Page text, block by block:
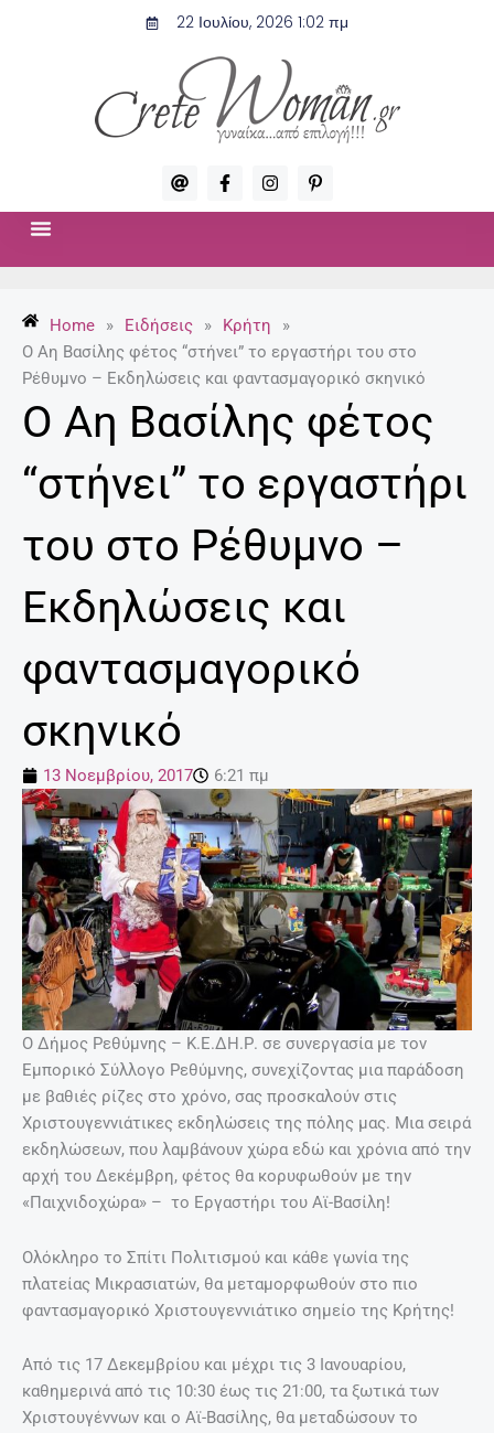
22 Ιουλίου, 2026 1:02 πμ
A
t
F
a
c
-
f
I
n
s
P
i
n
p
Home » Ειδήσεις » Κρήτη
»
Ο Αη Βασίλης φέτος “στήνει” το εργαστήρι του στο
Ρέθυμνο – Εκδηλώσεις και φαντασμαγορικό σκηνικό
Ο Αη Βασίλης φέτος
“στήνει” το εργαστήρι
του στο Ρέθυμνο –
Εκδηλώσεις και
φαντασμαγορικό
σκηνικό
13 Νοεμβρίου, 2017 6:21 πμ
Ο Δήμος Ρεθύμνης – Κ.Ε.ΔΗ.Ρ. σε συνεργασία με τον
Εμπορικό Σύλλογο Ρεθύμνης, συνεχίζοντας μια παράδοση
με βαθιές ρίζες στο χρόνο, σας προσκαλούν στις
Χριστουγεννιάτικες εκδηλώσεις της πόλης μας. Μια σειρά
εκδηλώσεων, που λαμβάνουν χώρα εδώ και χρόνια από την
αρχή του Δεκέμβρη, φέτος θα κορυφωθούν με την
«Παιχνιδοχώρα» – το Εργαστήρι του Αϊ-Βασίλη!
Ολόκληρο το Σπίτι Πολιτισμού και κάθε γωνία της
πλατείας Μικρασιατών, θα μεταμορφωθούν στο πιο
φαντασμαγορικό Χριστουγεννιάτικο σημείο της Κρήτης!
Από τις 17 Δεκεμβρίου και μέχρι τις 3 Ιανουαρίου,
καθημερινά από τις 10:30 έως τις 21:00, τα ξωτικά των
Χριστουγέννων και ο Αϊ-Βασίλης, θα μεταδώσουν το